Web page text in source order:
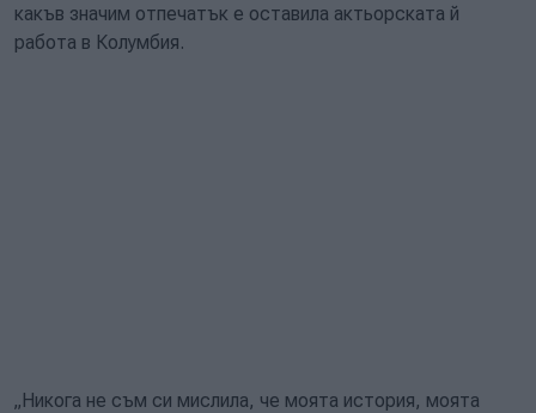
какъв значим отпечатък е оставила актьорската й
работа в Колумбия.
„Никога не съм си мислила, че моята история, моята